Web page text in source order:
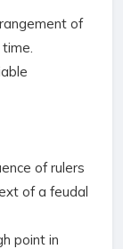
of
of rulers
of a feudal
point in